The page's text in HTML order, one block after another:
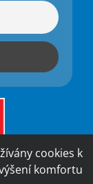
cookies k
komfortu